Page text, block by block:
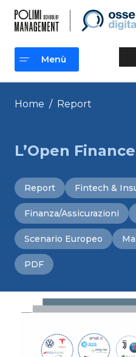
contenuto
Menù
Menù
Home / Report
L’Open
Report Fintech &
Finanza/Assicurazioni
Scenario Europeo
PDF